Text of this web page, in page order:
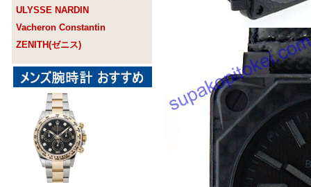
ULYSSE NARDIN
Vacheron Constantin
ZENITH(ゼニス)